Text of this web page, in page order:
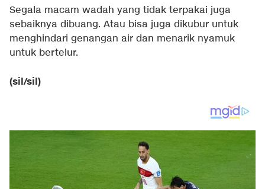
Segala macam wadah yang tidak terpakai juga
sebaiknya dibuang. Atau bisa juga dikubur untuk
menghindari genangan air dan menarik nyamuk
untuk bertelur.
(sil/sil)